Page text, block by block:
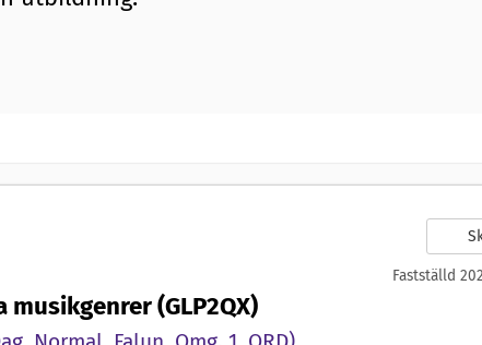
Fastställd
(GLP2QX)